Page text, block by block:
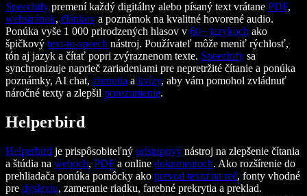
Speechify premení každý digitálny alebo písaný text vrátane PDF,
webstránok, článkov a poznámok na kvalitné hovorené audio.
Ponúka vyše 1 000 prirodzených hlasov v 60+ jazykoch ako
špičkový text-to-speech nástroj. Používateľ môže meniť rýchlosť,
tón aj jazyk a čítať popri zvýraznenom texte. Speechify sa
synchronizuje naprieč zariadeniami pre nepretržité čítanie a ponúka
poznámky, AI chat, zhrnutia a kvízy, aby vám pomohol zvládnuť
náročné texty a zlepšil porozumenie.
Helperbird
Helperbird je prispôsobiteľný prístupový nástroj na zlepšenie čítania
a štúdia na weboch, PDF a online dokumentoch. Ako rozšírenie do
prehliadača ponúka pomôcky ako prevod textu na reč, fonty vhodné
pre dyslexiu, zameranie riadku, farebné prekrytia a preklad.